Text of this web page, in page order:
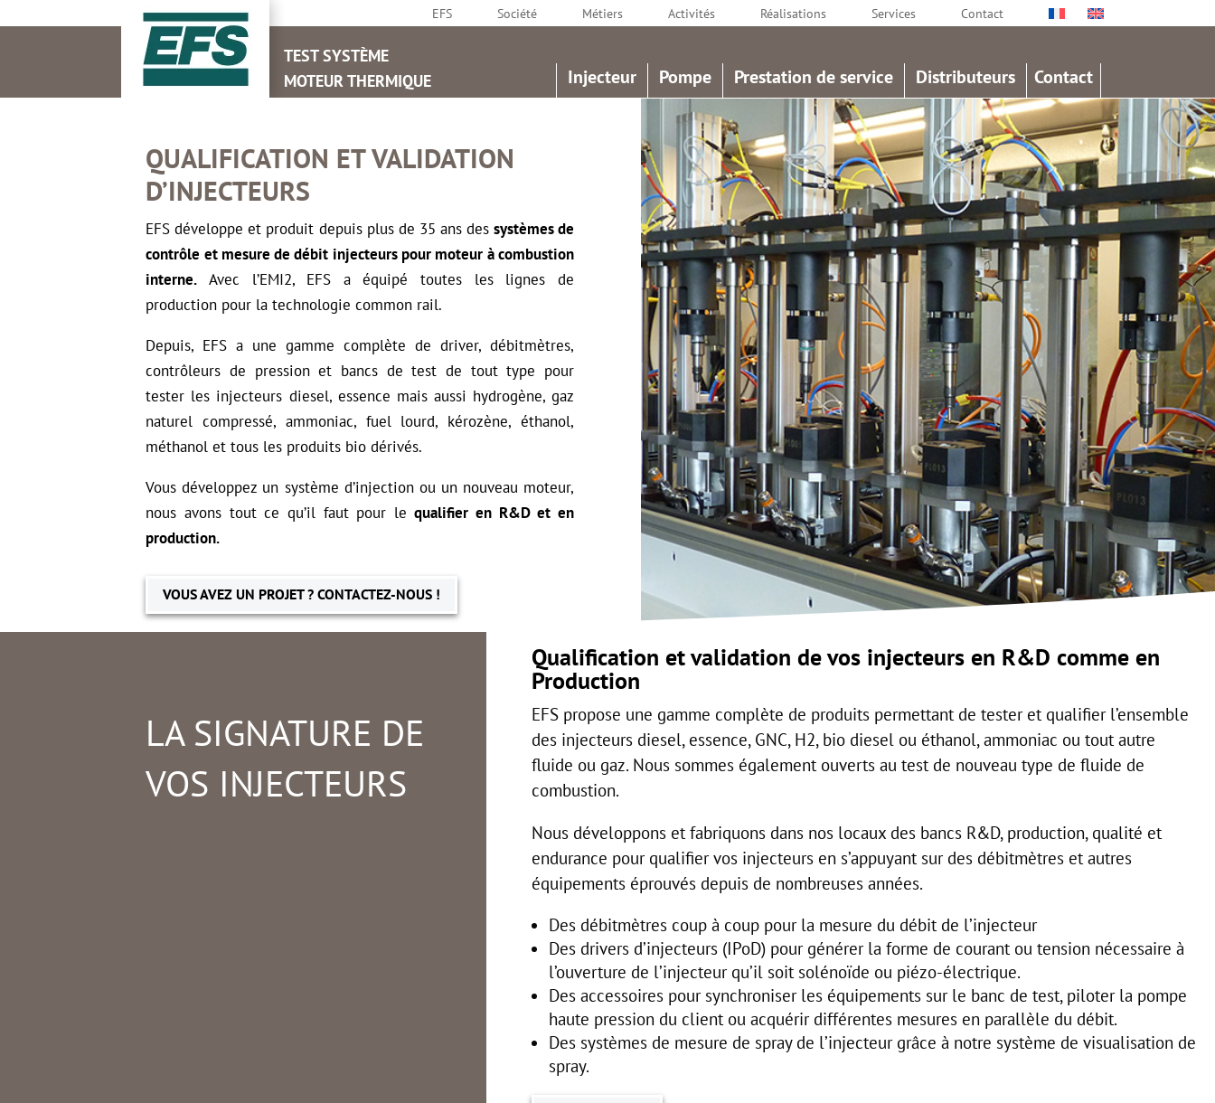
EFS Société Métiers Activités Réalisations Services Contact
TEST SYSTÈME
MOTEUR THERMIQUE
Injecteur Pompe Prestation de service Distributeurs Contact
QUALIFICATION ET VALIDATION
D’INJECTEURS
EFS développe et produit depuis plus de 35 ans des systèmes de
contrôle et mesure de débit injecteurs pour moteur à combustion
interne. Avec l’EMI2, EFS a équipé toutes les lignes de
production pour la technologie common rail.
Depuis, EFS a une gamme complète de driver, débitmètres,
contrôleurs de pression et bancs de test de tout type pour
tester les injecteurs diesel, essence mais aussi hydrogène, gaz
naturel compressé, ammoniac, fuel lourd, kérozène, éthanol,
méthanol et tous les produits bio dérivés.
Vous développez un système d’injection ou un nouveau moteur,
nous avons tout ce qu’il faut pour lequalifier en R&D et en
production.
VOUS AVEZ UN PROJET ? CONTACTEZ-NOUS !
LA SIGNATURE DE
VOS INJECTEURS
Qualification et validation de vos injecteurs en R&D comme en
Production
EFS propose une gamme complète de produits permettant de tester et qualifier l’ensemble
des injecteurs diesel, essence, GNC, H2, bio diesel ou éthanol, ammoniac ou tout autre
fluide ou gaz. Nous sommes également ouverts au test de nouveau type de fluide de
combustion.
Nous développons et fabriquons dans nos locaux des bancs R&D, production, qualité et
endurance pour qualifier vos injecteurs en s’appuyant sur des débitmètres et autres
équipements éprouvés depuis de nombreuses années.
Des débitmètres coup à coup pour la mesure du débit de l’injecteur
Des drivers d’injecteurs (IPoD) pour générer la forme de courant ou tension nécessaire à
l’ouverture de l’injecteur qu’il soit solénoïde ou piézo-électrique.
Des accessoires pour synchroniser les équipements sur le banc de test, piloter la pompe
haute pression du client ou acquérir différentes mesures en parallèle du débit.
Des systèmes de mesure de spray de l’injecteur grâce à notre système de visualisation de
spray.